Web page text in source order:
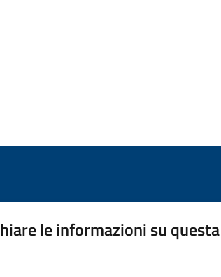
le informazioni su questa